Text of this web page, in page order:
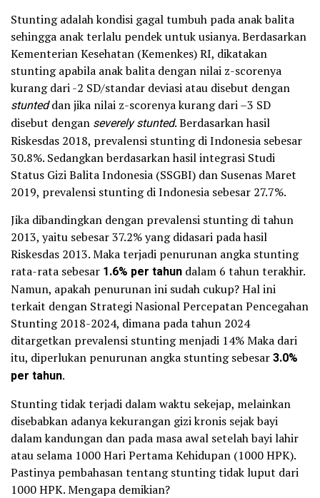
Stunting adalah kondisi gagal tumbuh pada anak balita
sehingga anak terlalu pendek untuk usianya. Berdasarkan
Kementerian Kesehatan (Kemenkes) RI, dikatakan
stunting apabila anak balita dengan nilai z-scorenya
kurang dari -2 SD/standar deviasi atau disebut dengan
stunteddan jika nilai z-scorenya kurang dari –3 SD
disebut dengan severely stunted. Berdasarkan hasil
Riskesdas 2018, prevalensi stunting di Indonesia sebesar
30.8%. Sedangkan berdasarkan hasil integrasi Studi
Status Gizi Balita Indonesia (SSGBI) dan Susenas Maret
2019, prevalensi stunting di Indonesia sebesar 27.7%.
Jika dibandingkan dengan prevalensi stunting di tahun
2013, yaitu sebesar 37.2% yang didasari pada hasil
Riskesdas 2013. Maka terjadi penurunan angka stunting
rata-rata sebesar 1.6% per tahun dalam 6 tahun terakhir.
Namun, apakah penurunan ini sudah cukup? Hal ini
terkait dengan Strategi Nasional Percepatan Pencegahan
Stunting 2018-2024, dimana pada tahun 2024
ditargetkan prevalensi stunting menjadi 14% Maka dari
itu, diperlukan penurunan angka stunting sebesar3.0%
per tahun.
Stunting tidak terjadi dalam waktu sekejap, melainkan
disebabkan adanya kekurangan gizi kronis sejak bayi
dalam kandungan dan pada masa awal setelah bayi lahir
atau selama 1000 Hari Pertama Kehidupan (1000 HPK).
Pastinya pembahasan tentang stunting tidak luput dari
1000 HPK. Mengapa demikian?